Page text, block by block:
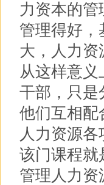
力资本的
管理得好，
大，人力资
从这样意
干部，只是
他们互相配
人力资源
该门课程就
管理人力资